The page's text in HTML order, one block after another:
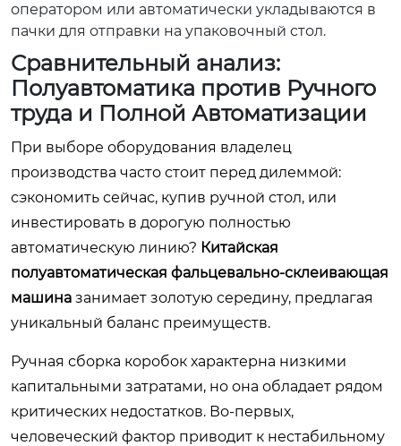
оператором или автоматически укладываются в
пачки для отправки на упаковочный стол.
Сравнительный анализ:
Полуавтоматика против Ручного
труда и Полной Автоматизации
При выборе оборудования владелец
производства часто стоит перед дилеммой:
сэкономить сейчас, купив ручной стол, или
инвестировать в дорогую полностью
автоматическую линию? Китайская
полуавтоматическая фальцевально-склеивающая
машина занимает золотую середину, предлагая
уникальный баланс преимуществ.
Ручная сборка коробок характерна низкими
капитальными затратами, но она обладает рядом
критических недостатков. Во-первых,
человеческий фактор приводит к нестабильному